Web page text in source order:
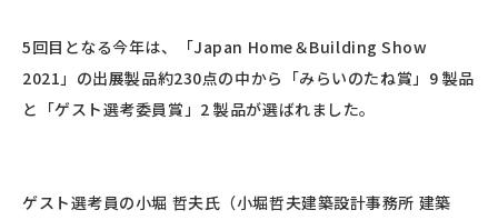
5回目となる今年は、「Japan Home＆Building Show
2021」の出展製品約230点の中から「みらいのたね賞」 9 製品
と「ゲスト選考委員賞」 2製品が選ばれました。
ゲスト選考員の⼩堀 哲夫⽒（⼩堀哲夫建築設計事務所 建築